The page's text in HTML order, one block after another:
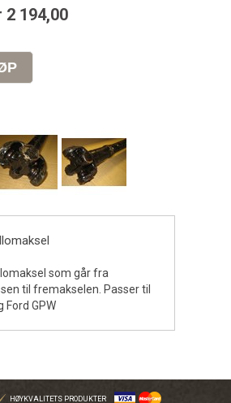
2 194,00
som går fra
til fremakselen. Passer til
Ford GPW
HØYKVALITETS PRODUKTER